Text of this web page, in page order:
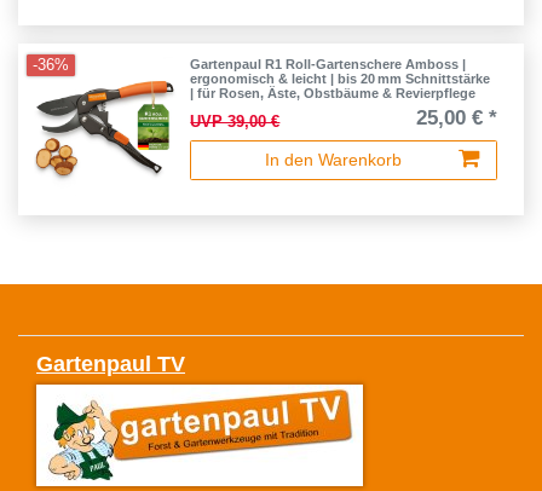
-36%
Gartenpaul R1 Roll-Gartenschere Amboss |
ergonomisch & leicht | bis 20 mm Schnittstärke
| für Rosen, Äste, Obstbäume & Revierpflege
UVP 39,00 € 25,00 € *
In den Warenkorb
Gartenpaul TV